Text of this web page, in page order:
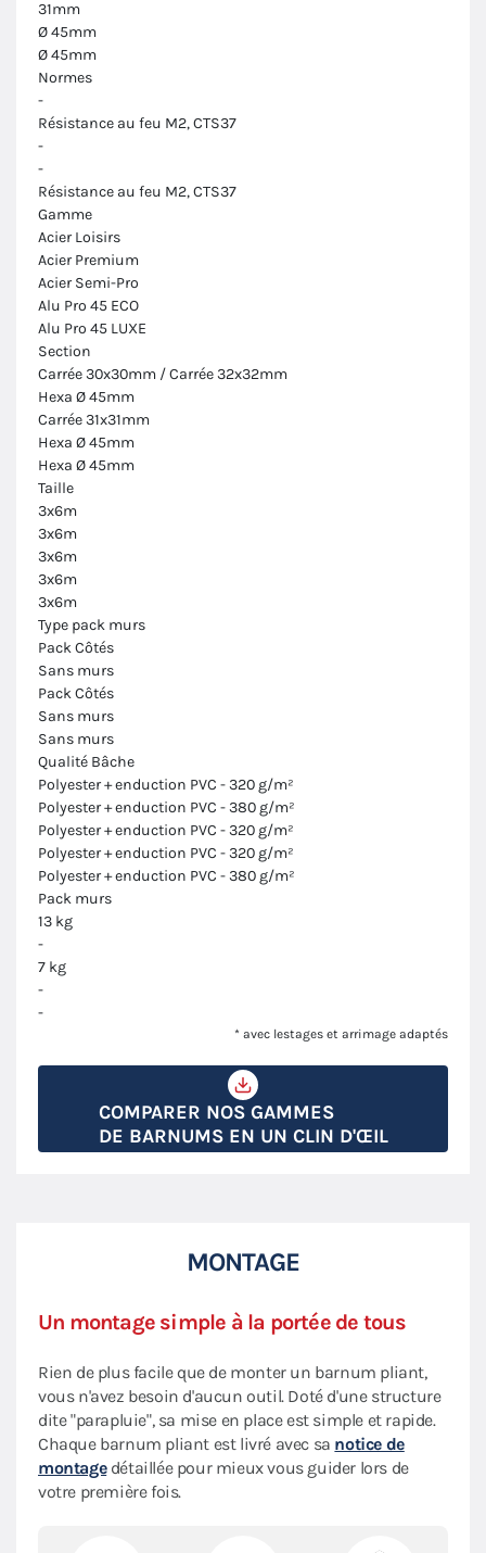
31mm
Ø 45mm
Ø 45mm
Normes
-
Résistance au feu M2, CTS37
-
-
Résistance au feu M2, CTS37
Gamme
Acier Loisirs
Acier Premium
Acier Semi-Pro
Alu Pro 45 ECO
Alu Pro 45 LUXE
Section
Carrée 30x30mm / Carrée 32x32mm
Hexa Ø 45mm
Carrée 31x31mm
Hexa Ø 45mm
Hexa Ø 45mm
Taille
3x6m
3x6m
3x6m
3x6m
3x6m
Type pack murs
Pack Côtés
Sans murs
Pack Côtés
Sans murs
Sans murs
Qualité Bâche
Polyester + enduction PVC - 320 g/m²
Polyester + enduction PVC - 380 g/m²
Polyester + enduction PVC - 320 g/m²
Polyester + enduction PVC - 320 g/m²
Polyester + enduction PVC - 380 g/m²
Pack murs
13 kg
-
7 kg
-
-
* avec lestages et arrimage adaptés
COMPARER NOS GAMMES
DE BARNUMS EN UN CLIN D'ŒIL
MONTAGE
Un montage simple à la portée de tous
Rien de plus facile que de monter un barnum pliant,
vous n'avez besoin d'aucun outil. Doté d'une structure
dite "parapluie", sa mise en place est simple et rapide.
Chaque barnum pliant est livré avec sa notice de
montagedétaillée pour mieux vous guider lors de
votre première fois.